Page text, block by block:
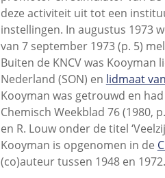
deze activiteit uit tot een
instellingen. In augustus 1973
van 7 september 1973 (p. 5)
Buiten de KNCV was
Nederland (SON) en lidmaat
Kooyman was getrouwd en
Chemisch Weekblad 76 (1980,
en R. Louw onder de titel
Kooyman is opgenomen in de
(co)auteur tussen 1948 en 1972.